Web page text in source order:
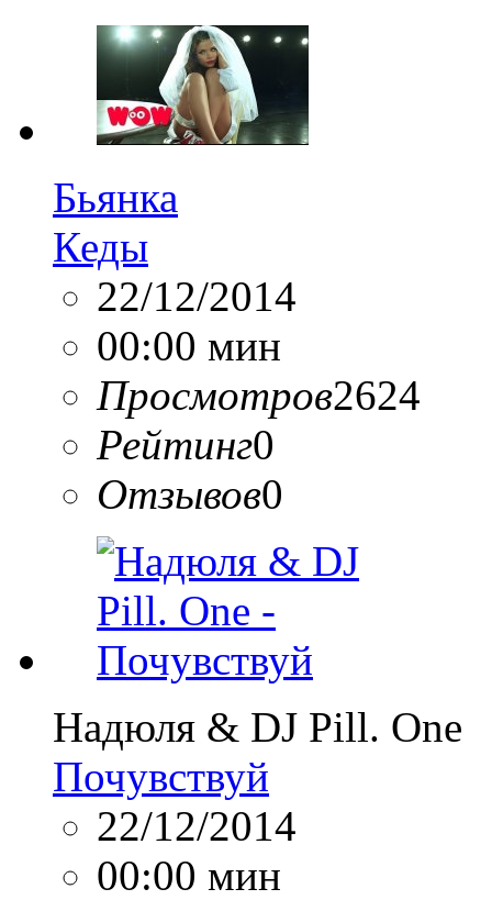
Бьянка
Кеды
22/12/2014
00:00 мин
Просмотров2624
Рейтинг0
Отзывов0
Надюля & DJ Pill. One
Почувствуй
22/12/2014
00:00 мин